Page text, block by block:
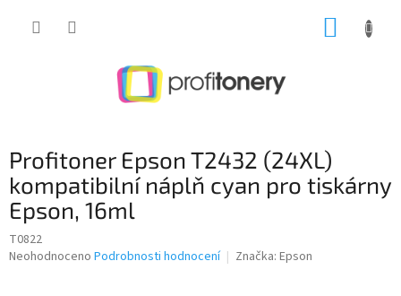
Profitoner Epson T2432 (24XL)
kompatibilní náplň cyan pro tiskárny
Epson, 16ml
T0822
Průměrné
Neohodnoceno Podrobnosti hodnocení Značka: Epson